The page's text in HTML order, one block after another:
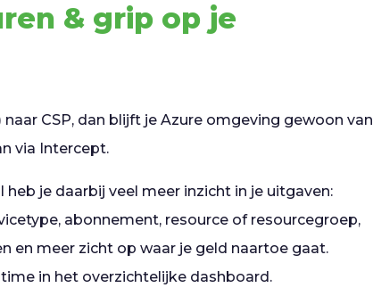
& grip op je
CSP, dan blijft je Azure omgeving gewoon van
via Intercept.
je daarbij veel meer inzicht in je uitgaven:
abonnement, resource of resourcegroep,
en meer zicht op waar je geld naartoe gaat.
in het overzichtelijke dashboard.